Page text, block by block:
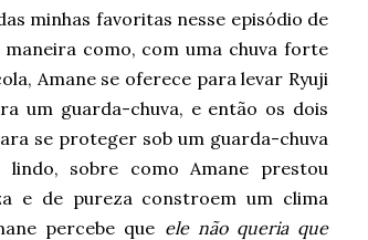
minhas favoritas nesse episódio de
como, com uma chuva forte
Amane se oferece para levar Ryuji
um guarda-chuva, e então os dois
se proteger sob um guarda-chuva
sobre como Amane prestou
e de pureza constroem um clima
percebe que ele não queria que